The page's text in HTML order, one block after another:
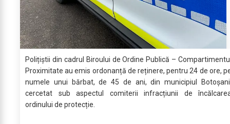
Polițiștii din cadrul Biroului de Ordine Publică –
Proximitate au emis ordonanță de reținere, pentru 24 de ore,
numele unui bărbat, de 45 de ani, din municipiul
cercetat sub aspectul comiterii infracțiunii de
ordinului de protecție.